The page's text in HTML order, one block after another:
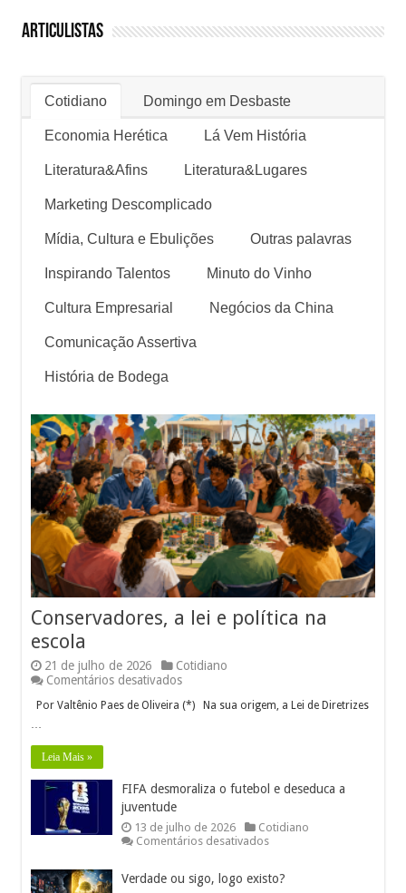
Messias
ao
Articulistas
Cotidiano Domingo em Desbaste
Economia Herética Lá Vem História
Literatura&Afins Literatura&Lugares
Marketing Descomplicado
Mídia, Cultura e Ebulições Outras palavras
Inspirando Talentos Minuto do Vinho
Cultura Empresarial Negócios da China
Comunicação Assertiva
História de Bodega
Conservadores, a lei e política na
escola
21 de julho de 2026
Cotidiano
Comentários desativadosem
a
Por Valtênio Paes de Oliveira (*) Na sua origem, a Lei de Diretrizes
…
Leia Mais »
FIFA desmoraliza o futebol e deseduca a
juventude
13 de julho de 2026
Cotidiano
Comentários desativadosem
o
Verdade ou sigo, logo existo?